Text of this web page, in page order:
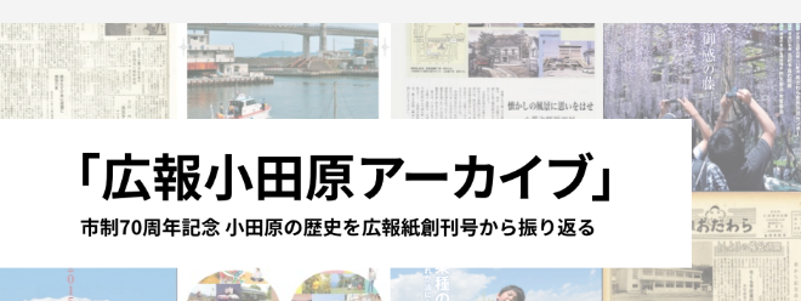
休日救急外来 防災・ハザードマップ
幼稚園児・保育園児
高校生・大学生など
税
教育・子育て
防災・安全
福祉・健康
秘書室
広報広聴室
企画政策課
財政課
デジタル推進課